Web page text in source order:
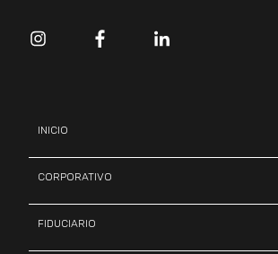
INICIO
CORPORATIVO
FIDUCIARIO